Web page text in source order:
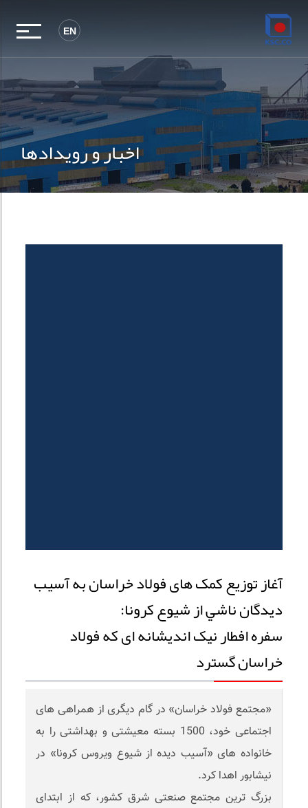
EN
اخبار و رویدادها
آغاز توزیع کمک های فولاد خراسان به آسيب
ديدگان ناشي از شيوع كرونا:
سفره افطار نیک اندیشانه ای که فولاد
خراسان گسترد
«مجتمع فولاد خراسان» در گام دیگری از همراهی های
اجتماعی خود، 1500 بسته معیشتی و بهداشتی را به
خانواده های «آسیب دیده از شیوع ویروس کرونا» در
نیشابور اهدا کرد.
بزرگ ترین مجتمع صنعتی شرق کشور، که از ابتدای